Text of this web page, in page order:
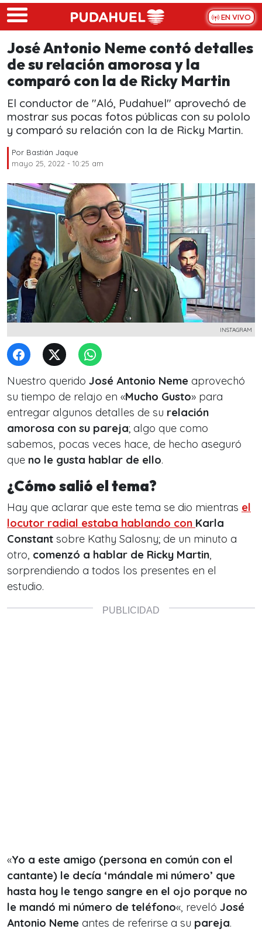
Skip to main content
EN VIVO
José Antonio Neme contó detalles
de su relación amorosa y la
comparó con la de Ricky Martin
El conductor de "Aló, Pudahuel" aprovechó de
mostrar sus pocas fotos públicas con su pololo
y comparó su relación con la de Ricky Martin.
Por Bastián Jaque
mayo 25, 2022 - 10:25 am
INSTAGRAM
Nuestro querido José Antonio Neme aprovechó
su tiempo de relajo en «Mucho Gusto» para
entregar algunos detalles de su relación
amorosa con su pareja; algo que como
sabemos, pocas veces hace, de hecho aseguró
que no le gusta hablar de ello.
¿Cómo salió el tema?
Hay que aclarar que este tema se dio mientras el
locutor radial estaba hablando con Karla
Constant sobre Kathy Salosny; de un minuto a
otro, comenzó a hablar de Ricky Martin,
sorprendiendo a todos los presentes en el
estudio.
«Yo a este amigo (persona en común con el
cantante) le decía ‘mándale mi número’ que
hasta hoy le tengo sangre en el ojo porque no
le mandó mi número de teléfono«, reveló José
Antonio Neme antes de referirse a su pareja.